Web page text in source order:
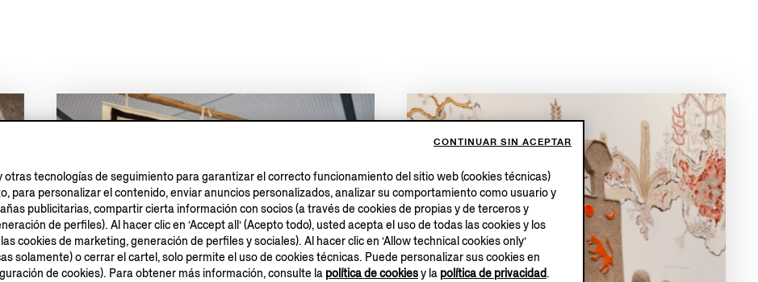
otras tecnologías de seguimiento para garantizar el correcto funcionamiento del sitio web (cookies técnicas)
para personalizar el contenido, enviar anuncios personalizados, analizar su comportamiento como usuario y
publicitarias, compartir cierta información con socios (a través de cookies de propias y de terceros y
de perfiles). Al hacer clic en ‘Accept all’ (Acepto todo), usted acepta el uso de todas las cookies y los
cookies de marketing, generación de perfiles y sociales). Al hacer clic en ‘Allow technical cookies only’
solamente) o cerrar el cartel, solo permite el uso de cookies técnicas. Puede personalizar sus cookies en
de cookies). Para obtener más información, consulte la política de cookiesy la política de privacidad.
CONTINUAR SIN ACEPTAR